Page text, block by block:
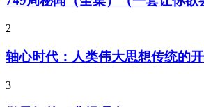
2
轴心时代：人类伟大思想传统的
3